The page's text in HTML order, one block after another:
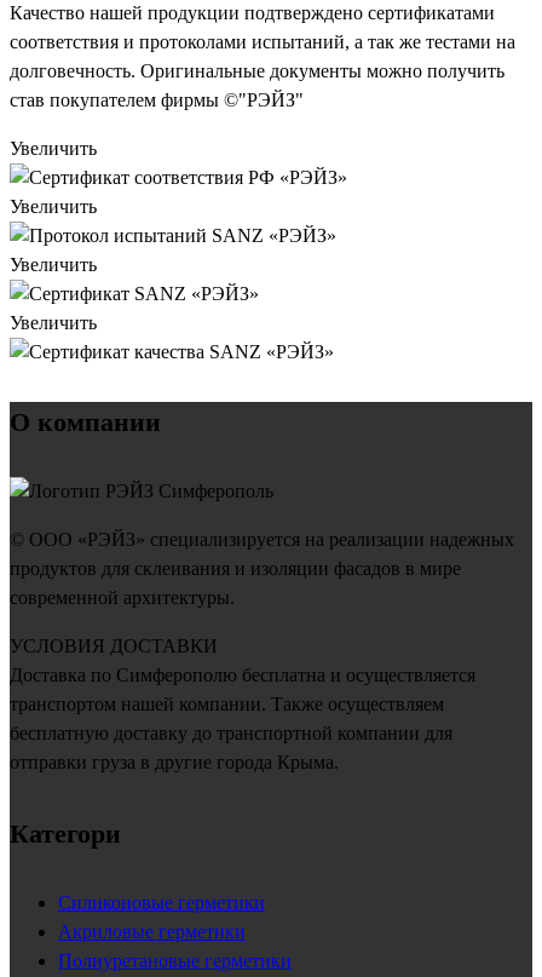
Качество нашей продукции подтверждено сертификатами
соответствия и протоколами испытаний, а так же тестами на
долговечность. Оригинальные документы можно получить
став покупателем фирмы ©"РЭЙЗ"
Увеличить
Увеличить
Увеличить
Увеличить
О компании
© ООО «РЭЙЗ» специализируется на реализации надежных
продуктов для склеивания и изоляции фасадов в мире
современной архитектуры.
УСЛОВИЯ ДОСТАВКИ
Доставка по Симферополю бесплатна и осуществляется
транспортом нашей компании. Также осуществляем
бесплатную доставку до транспортной компании для
отправки груза в другие города Крыма.
Категори
Силиконовые герметики
Акриловые герметики
Полиуретановые герметики